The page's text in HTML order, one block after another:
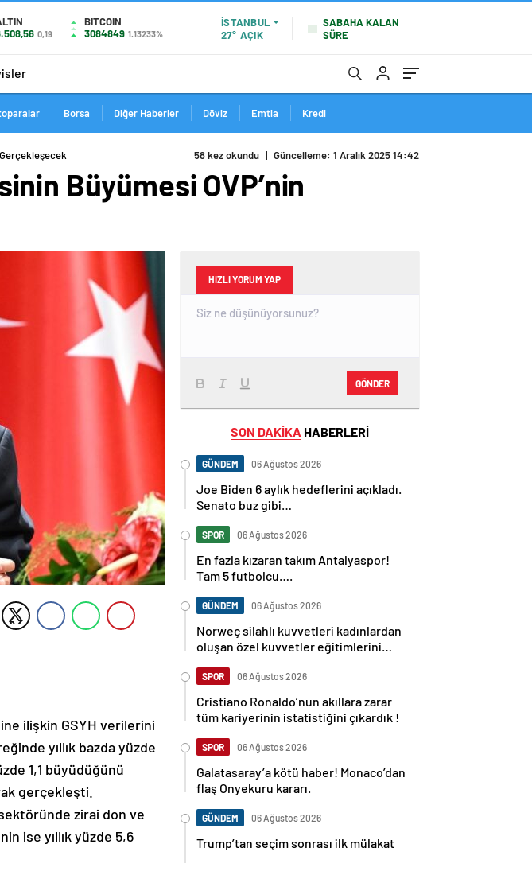
0,19
BITCOIN
3084849 1.13233%
İSTANBUL
27° AÇIK
SABAHA KALAN
SÜRE
Borsa Diğer Haberler Döviz Emtia Kredi
58 kez okundu | Güncelleme: 1 Aralık 2025 14:42
Büyümesi OVP’nin
ilişkin GSYH verilerini
yıllık bazda yüzde
1,1 büyüdüğünü
gerçekleşti.
sektöründe zirai don ve
ise yıllık yüzde 5,6
HIZLI YORUM YAP
GÖNDER
SON DAKİKA HABERLERİ
GÜNDEM 06 Ağustos 2026
Joe Biden 6 aylık hedeflerini açıkladı.
Senato buz gibi…
SPOR 06 Ağustos 2026
En fazla kızaran takım Antalyaspor!
Tam 5 futbolcu….
GÜNDEM 06 Ağustos 2026
Norweç silahlı kuvvetleri kadınlardan
oluşan özel kuvvetler eğitimlerini
SPOR 06 Ağustos 2026
Cristiano Ronaldo’nun akıllara zarar
tüm kariyerinin istatistiğini çıkardık !
SPOR 06 Ağustos 2026
Galatasaray’a kötü haber! Monaco’dan
flaş Onyekuru kararı.
GÜNDEM 06 Ağustos 2026
Trump’tan seçim sonrası ilk mülakat